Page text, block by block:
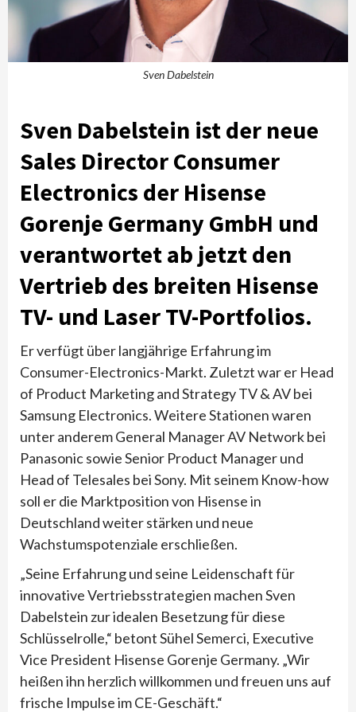
Sven Dabelstein
Sven Dabelstein ist der neue
Sales Director Consumer
Electronics der Hisense
Gorenje Germany GmbH und
verantwortet ab jetzt den
Vertrieb des breiten Hisense
TV- und Laser TV-Portfolios.
Er verfügt über langjährige Erfahrung im
Consumer-Electronics-Markt. Zuletzt war er Head
of Product Marketing and Strategy TV & AV bei
Samsung Electronics. Weitere Stationen waren
unter anderem General Manager AV Network bei
Panasonic sowie Senior Product Manager und
Head of Telesales bei Sony. Mit seinem Know-how
soll er die Marktposition von Hisense in
Deutschland weiter stärken und neue
Wachstumspotenziale erschließen.
„Seine Erfahrung und seine Leidenschaft für
innovative Vertriebsstrategien machen Sven
Dabelstein zur idealen Besetzung für diese
Schlüsselrolle,“ betont Sühel Semerci, Executive
Vice President Hisense Gorenje Germany. „Wir
heißen ihn herzlich willkommen und freuen uns auf
frische Impulse im CE-Geschäft.“